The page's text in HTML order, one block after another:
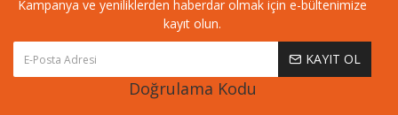
Kampanya ve yeniliklerden haberdar olmak için e-bültenimize
kayıt olun.
KAYIT OL
Doğrulama Kodu